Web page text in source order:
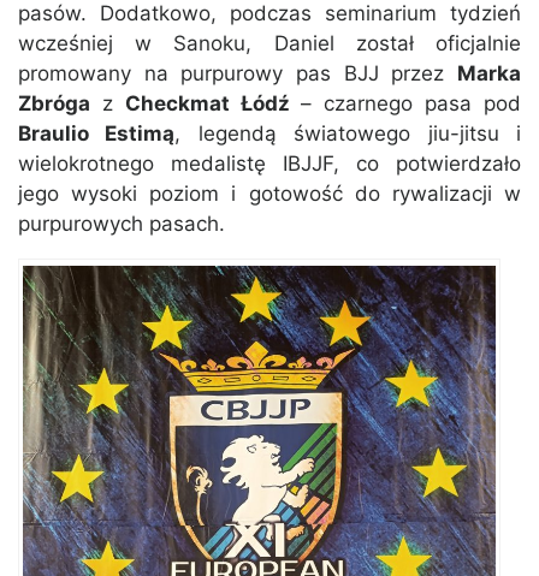
pasów. Dodatkowo, podczas seminarium tydzień
wcześniej w Sanoku, Daniel został oficjalnie
promowany na purpurowy pas BJJ przez Marka
Zbróga z Checkmat Łódź – czarnego pasa pod
Braulio Estimą, legendą światowego jiu-jitsu i
wielokrotnego medalistę IBJJF, co potwierdzało
jego wysoki poziom i gotowość do rywalizacji w
purpurowych pasach.